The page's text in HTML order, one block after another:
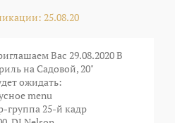
25.08.20
Вас 29.08.2020 В
на Садовой, 20"
ожидать:
menu
группа 25-й кадр